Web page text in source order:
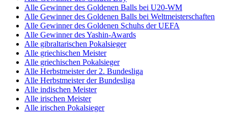
Alle Gewinner des Goldenen Balls bei U20-WM
Alle Gewinner des Goldenen Balls bei Weltmeisterschaften
Alle Gewinner des Goldenen Schuhs der UEFA
Alle Gewinner des Yashin-Awards
Alle gibraltarischen Pokalsieger
Alle griechischen Meister
Alle griechischen Pokalsieger
Alle Herbstmeister der 2. Bundesliga
Alle Herbstmeister der Bundesliga
Alle indischen Meister
Alle irischen Meister
Alle irischen Pokalsieger